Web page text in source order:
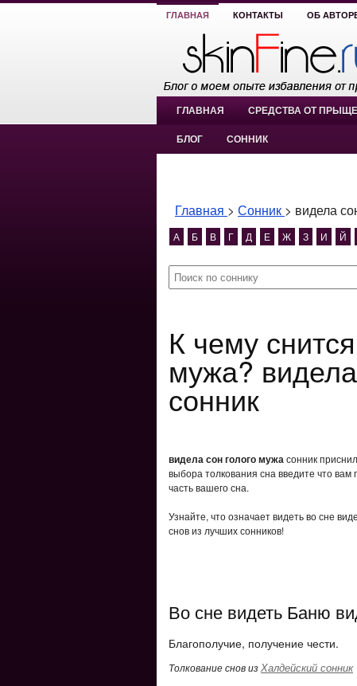
ГЛАВНАЯ КОНТАКТЫ ОБ
ГЛАВНАЯ СРЕДСТВА ОТ
БЛОГ СОННИК
Главная > Сонник > видела
А Б В Г Д Е Ж З И Й
К чему снится видела сон голого
мужа?
сонник
видела сон голого мужасонник
выбора толкования сна введите что
часть вашего сна.
Узнайте, что означает видеть во сне
снов из лучших сонников!
Во сне видеть Баню
Благополучие, получение чести.
Толкование снов изХалдейский сонник